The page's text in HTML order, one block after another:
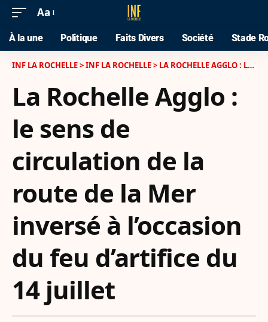
Aa
À la une Politique Faits Divers Société Stade
INF LA ROCHELLE>INF LA ROCHELLE> LA ROCHELLE AGGLO : LE SENS DE CIRCULATION DE LA ROUTE DE LA MER INVERSÉ À L’OCCASION DU FEU D’ARTIFICE DU 14 JUILLET
La Rochelle Agglo :
le sens de
circulation de la
route de la Mer
inversé à l’occasion
du feu d’artifice du
14 juillet